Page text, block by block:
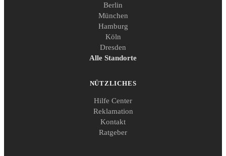
Berlin
München
Hamburg
Köln
Dresden
Alle Standorte
NÜTZLICHES
Hilfe Center
Reklamation
Kontakt
Ratgeber